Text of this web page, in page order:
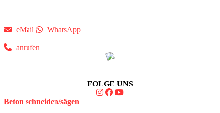
eMail WhatsApp
anrufen
FOLGE UNS
Beton schneiden/sägen